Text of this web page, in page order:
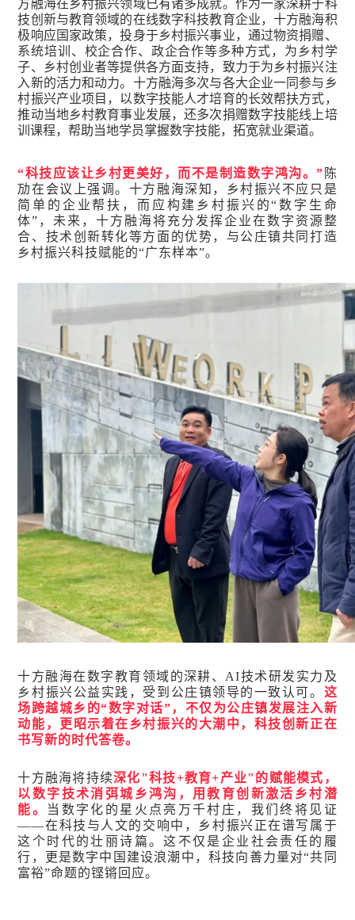
方融海在乡村振兴领域已有诸多成就。作为一家深耕于科
技创新与教育领域的在线数字科技教育企业，十方融海积
极响应国家政策，投身于乡村振兴事业，通过物资捐赠、
系统培训、校企合作、政企合作等多种方式，为乡村学
子、乡村创业者等提供各方面支持，致力于为乡村振兴注
入新的活力和动力。十方融海多次与各大企业一同参与乡
村振兴产业项目，以数字技能人才培育的长效帮扶方式，
推动当地乡村教育事业发展，还多次捐赠数字技能线上培
训课程，帮助当地学员掌握数字技能，拓宽就业渠道。
“科技应该让乡村更美好，而不是制造数字鸿沟。” 陈
劢在会议上强调。十方融海深知，乡村振兴不应只是
简单的企业帮扶，而应构建乡村振兴的“数字生命
体”，未来，十方融海将充分发挥企业在数字资源整
合、技术创新转化等方面的优势，与公庄镇共同打造
乡村振兴科技赋能的“广东样本”。
十方融海在数字教育领域的深耕、AI技术研发实力及
乡村振兴公益实践，受到公庄镇领导的一致认可。 这
场跨越城乡的“数字对话”，不仅为公庄镇发展注入新
动能，更昭示着在乡村振兴的大潮中，科技创新正在
书写新的时代答卷。
十方融海将持续深化"科技+教育+产业"的赋能模式，
以数字技术消弭城乡鸿沟，用教育创新激活乡村潜
能。
当数字化的星火点亮万千村庄，我们终将见证
——在科技与人文的交响中，乡村振兴正在谱写属于
这个时代的壮丽诗篇。这不仅是企业社会责任的履
行，更是数字中国建设浪潮中，科技向善力量对“共同
富裕”命题的铿锵回应。